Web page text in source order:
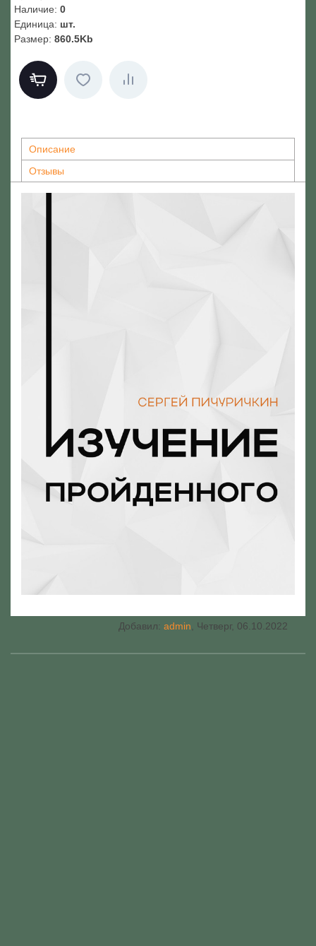
Наличие: 0
Единица: шт.
Размер: 860.5Kb
Описание
Отзывы
Добавил: admin , Четверг, 06.10.2022